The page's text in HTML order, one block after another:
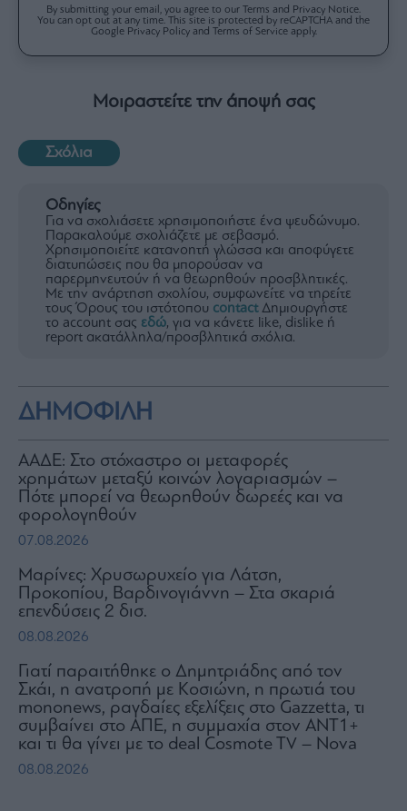
By submitting your email, you agree to our Terms and Privacy Notice.
You can opt out at any time. This site is protected by reCAPTCHA and the
Google Privacy Policy and Terms of Service apply.
Μοιραστείτε την άποψή σας
Σχόλια
Οδηγίες
Για να σχολιάσετε χρησιμοποιήστε ένα ψευδώνυμο.
Παρακαλούμε σχολιάζετε με σεβασμό.
Χρησιμοποιείτε κατανοητή γλώσσα και αποφύγετε
διατυπώσεις που θα μπορούσαν να
παρερμηνευτούν ή να θεωρηθούν προσβλητικές.
Με την ανάρτηση σχολίου, συμφωνείτε να τηρείτε
τους Όρους του ιστότοπου contactΔημιουργήστε
το account σας εδώ, για να κάνετε like, dislike ή
report ακατάλληλα/προσβλητικά σχόλια.
ΔΗΜΟΦΙΛΗ
ΑΑΔΕ: Στο στόχαστρο οι μεταφορές
χρημάτων μεταξύ κοινών λογαριασμών –
Πότε μπορεί να θεωρηθούν δωρεές και να
φορολογηθούν
07.08.2026
Μαρίνες: Χρυσωρυχείο για Λάτση,
Προκοπίου, Βαρδινογιάννη – Στα σκαριά
επενδύσεις 2 δισ.
08.08.2026
Γιατί παραιτήθηκε ο Δημητριάδης από τον
Σκάι, η ανατροπή με Κοσιώνη, η πρωτιά του
mononews, ραγδαίες εξελίξεις στο Gazzetta, τι
συμβαίνει στο ΑΠΕ, η συμμαχία στον ΑΝΤ1+
και τι θα γίνει με το deal Cosmote TV – Nova
08.08.2026